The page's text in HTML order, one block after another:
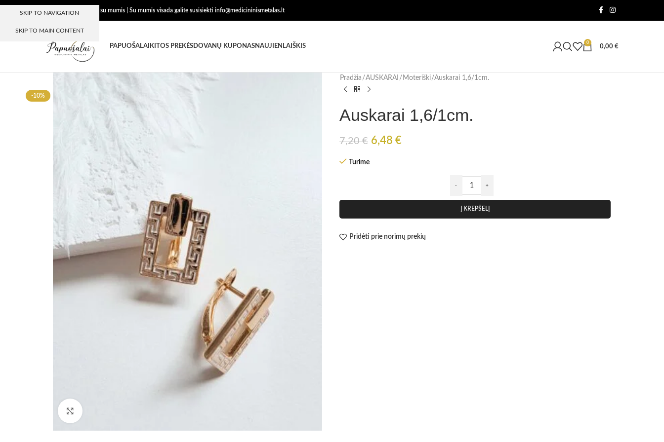
SKIP TO NAVIGATION
SKIP TO MAIN CONTENT
Dėkojame, kad esate su mumis | Su mumis visada galite susisiekti info@medicininismetalas.lt
PAPUOŠALAI KITOS PREKĖSDOVANŲ KUPONASNAUJIENLAIŠKIS
0
0,00 €
-10%
Pradžia AUSKARAI Moteriški Auskarai 1,6/1cm.
Auskarai 1,6/1cm.
7,20€ 6,48 €
Turime
Į KREPŠELĮ
Pridėti prie norimų prekių